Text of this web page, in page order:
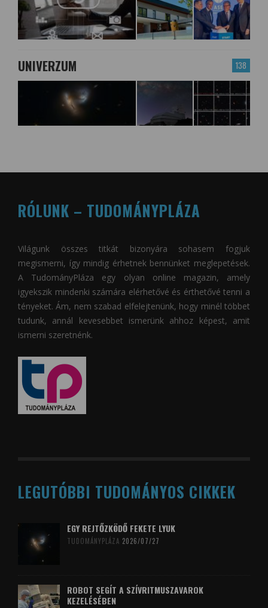
138
UNIVERZUM
RÓLUNK – TUDOMÁNYPLÁZA
Világunk összes titkát bizonyára sohasem fogjuk
megismerni, így mindig érhetnek bennünket meglepetések.
A TudományPláza egy olyan online magazin, amely
igyekszik mindenki számára elérhetővé és érthetővé tenni a
tényeket. Ám, nem szabad elfelejtenünk, hogy minél többet
tudunk, annál kevesebbet ismerünk ahhoz képest, amit
ismerni szeretnénk.
LEGUTÓBBI TUDOMÁNYOS CIKKEK
EGY REJTŐZKÖDŐ FEKETE LYUK
TUDOMÁNYPLÁZA 2026/07/27
ROBOT SEGÍT A SZÍVRITMUSZAVAROK
KEZELÉSÉBEN